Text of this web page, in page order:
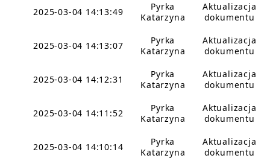
2025-03-04 14:13:49
Pyrka
Katarzyna
Aktualizacja
dokumentu
2025-03-04 14:13:07
Pyrka
Katarzyna
Aktualizacja
dokumentu
2025-03-04 14:12:31
Pyrka
Katarzyna
Aktualizacja
dokumentu
2025-03-04 14:11:52
Pyrka
Katarzyna
Aktualizacja
dokumentu
2025-03-04 14:10:14
Pyrka
Katarzyna
Aktualizacja
dokumentu